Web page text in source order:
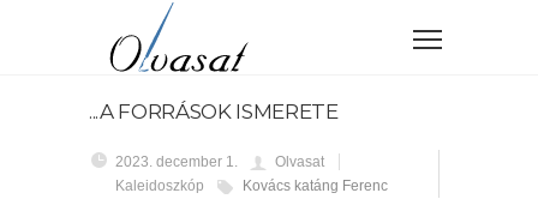
...A FORRÁSOK ISMERETE
2023. december 1.
Olvasat
Kaleidoszkóp
Kovács katáng Ferenc